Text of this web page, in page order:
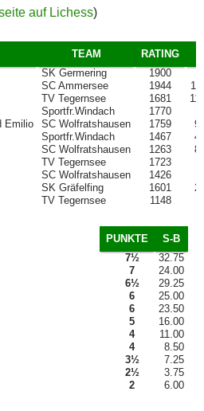
auf Lichess)
TEAM
RATING
SK Germering
1900
SC Ammersee
1944
TV Tegernsee
1681
Sportfr.Windach
1770
Emilio SC Wolfratshausen
1759
Sportfr.Windach
1467
SC Wolfratshausen
1263
TV Tegernsee
1723
SC Wolfratshausen
1426
SK Gräfelfing
1601
TV Tegernsee 1148
PUNKTE
S-B
7½
32.75
7
24.00
6½
29.25
6
25.00
6
23.50
5
16.00
4
11.00
4
8.50
3½
7.25
2½
3.75
2
6.00